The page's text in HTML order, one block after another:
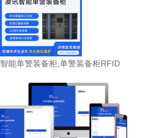
智能单警装备柜,单警装备柜RFID